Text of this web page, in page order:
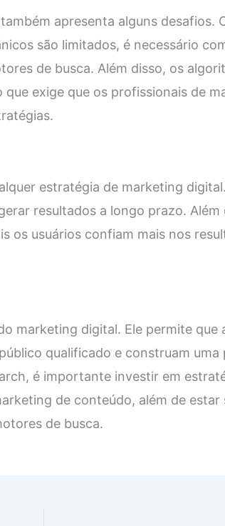
apresenta alguns desafios.
são limitados, é necessário
de busca. Além disso, os
exige que os profissionais de
estratégia de marketing
resultados a longo prazo. Além
os usuários confiam mais nos
marketing digital. Ele permite que
qualificado e construam uma
é importante investir em
de conteúdo, além de estar
de busca.